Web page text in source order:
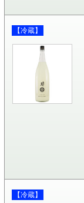
【冷蔵】
【冷蔵】